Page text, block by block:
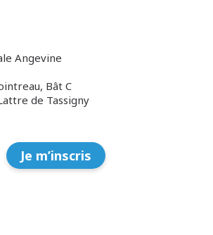
Angevine
Bât C
de Tassigny
Je m’inscris